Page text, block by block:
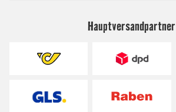
Hauptversandpartner